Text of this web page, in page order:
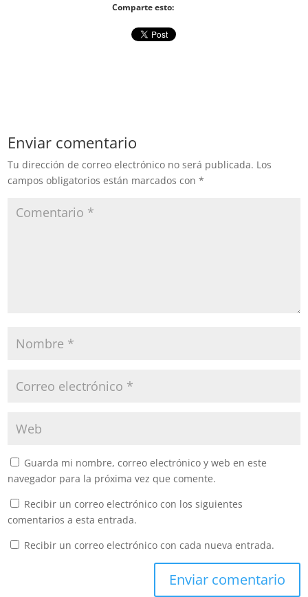
Comparte esto:
Enviar comentario
Tu dirección de correo electrónico no será publicada. Los
campos obligatorios están marcados con*
Guarda mi nombre, correo electrónico y web en este
navegador para la próxima vez que comente.
Recibir un correo electrónico con los siguientes
comentarios a esta entrada.
Recibir un correo electrónico con cada nueva entrada.